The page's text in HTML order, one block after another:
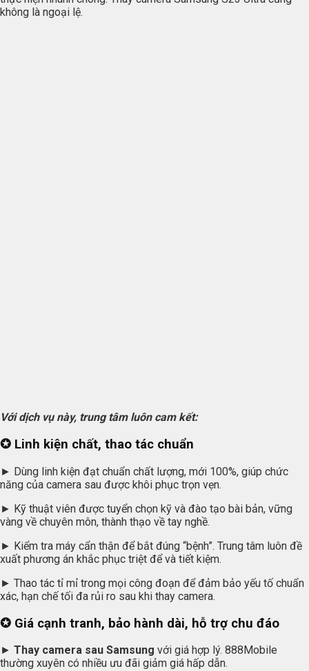
không là ngoại lệ.
Với dịch vụ này, trung tâm luôn cam kết:
✪ Linh kiện chất, thao tác chuẩn
► Dùng linh kiện đạt chuẩn chất lượng, mới 100%, giúp chức
năng của camera sau được khôi phục trọn vẹn.
► Kỹ thuật viên được tuyển chọn kỹ và đào tạo bài bản, vững
vàng về chuyên môn, thành thạo về tay nghề.
► Kiểm tra máy cẩn thận để bắt đúng “bệnh”. Trung tâm luôn đề
xuất phương án khắc phục triệt để và tiết kiệm.
► Thao tác tỉ mỉ trong mọi công đoạn để đảm bảo yếu tố chuẩn
xác, hạn chế tối đa rủi ro sau khi thay camera.
✪ Giá cạnh tranh, bảo hành dài, hỗ trợ chu đáo
► Thay camera sau Samsung với giá hợp lý. 888Mobile
thường xuyên có nhiều ưu đãi giảm giá hấp dẫn.